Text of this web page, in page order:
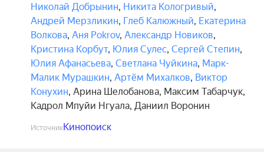
Николай Добрынин, Никита Кологривый,
Андрей Мерзликин, Глеб Калюжный, Екатерина
Волкова, Аня Pokrov, Александр Новиков,
Кристина Корбут, Юлия Сулес, Сергей Степин,
Юлия Афанасьева, Светлана Чуйкина, Марк-
Малик Мурашкин, Артём Михалков, Виктор
Конухин, Арина Шелобанова, Максим Табарчук,
Кадрол Мпуйи Нгуала, Даниил Воронин
ИсточникКинопоиск